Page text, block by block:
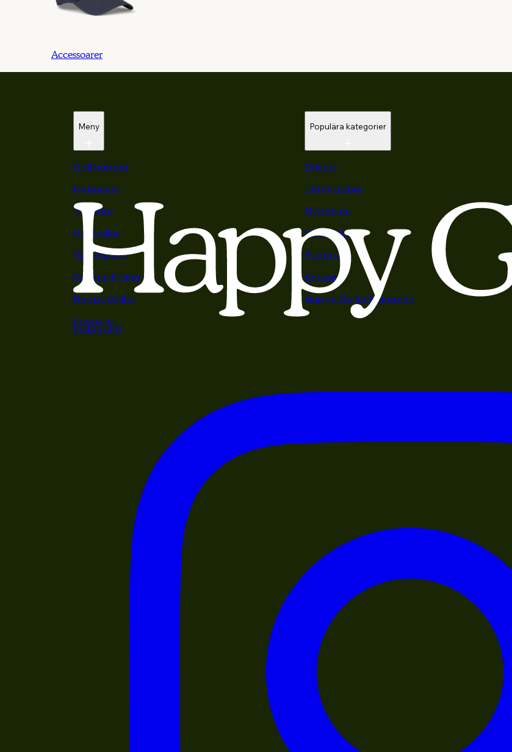
Accessoarer
Meny
Golfklubbor
Nybörjare
Tillbehör
Golfbollar
Varumärken
Custom Fitting
Happy Golfer
Logga in
Populära kategorier
Drivers
Järnklubbor
Nybörjare
Golfbollar
Putters
Kepsar
Happy Golfer Magazine
Instagram